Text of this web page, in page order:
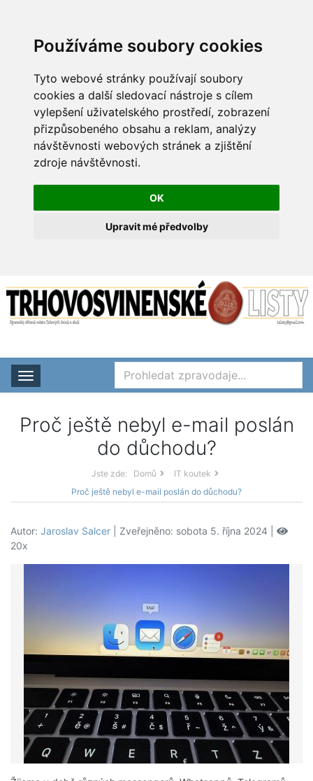
Používáme soubory cookies
Tyto webové stránky používají soubory
cookies a další sledovací nástroje s cílem
vylepšení uživatelského prostředí, zobrazení
přizpůsobeného obsahu a reklam, analýzy
návštěvnosti webových stránek a zjištění
zdroje návštěvnosti.
OK
Upravit mé předvolby
Rozbalit nabídku
Proč ještě nebyl e-mail poslán
do důchodu?
Jste zde: Domů
IT koutek
Proč ještě nebyl e-mail poslán do důchodu?
Autor: Jaroslav Salcer | Zveřejněno: sobota 5. října 2024 |
20x